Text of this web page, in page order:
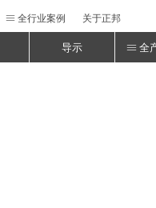
导示 ꁔ 全
ꁔ 全行业案例 关于正邦